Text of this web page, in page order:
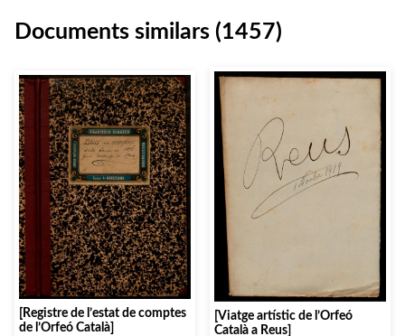
Documents similars (1457)
[Registre de l’estat de comptes
de l’Orfeó Català]
[Viatge artístic de l’Orfeó
Català a Reus]